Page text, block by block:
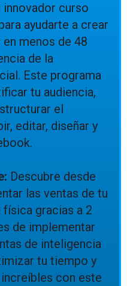
innovador curso
ayudarte a crear
menos de 48
de la
Este programa
tu audiencia,
el
editar, diseñar y
Descubre desde
las ventas de tu
gracias a 2
de implementar
de inteligencia
tu tiempo y
con este